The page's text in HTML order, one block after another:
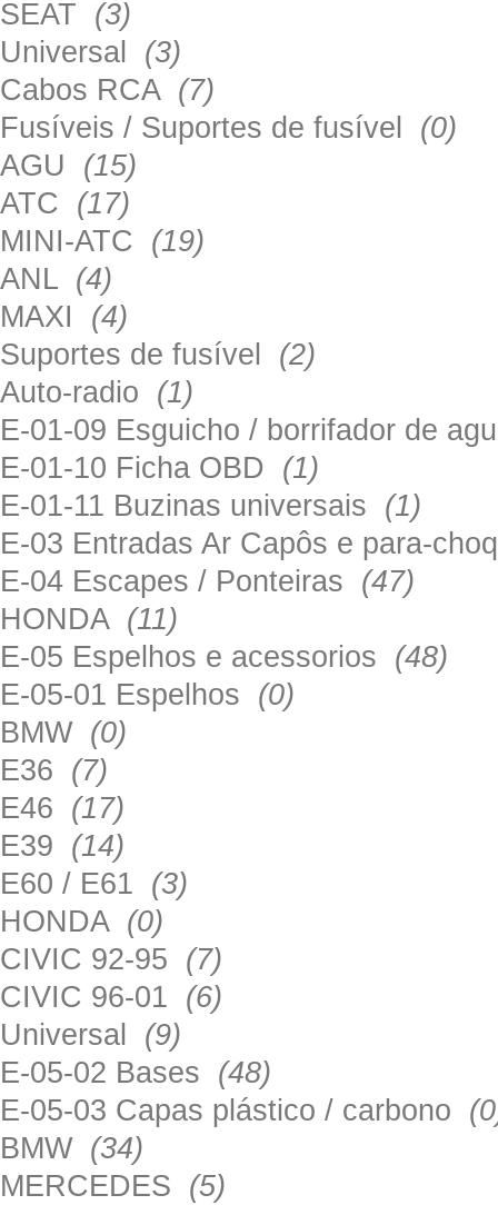
SEAT (3)
Universal (3)
Cabos RCA (7)
Fusíveis / Suportes de fusível (0)
AGU (15)
ATC (17)
MINI-ATC (19)
ANL (4)
MAXI (4)
Suportes de fusível (2)
Auto-radio (1)
E-01-09 Esguicho / borrifador de
E-01-10 Ficha OBD (1)
E-01-11 Buzinas universais (1)
E-03 Entradas Ar Capôs e para-
E-04 Escapes / Ponteiras (47)
HONDA (11)
E-05 Espelhos e acessorios (48)
E-05-01 Espelhos (0)
BMW (0)
E36 (7)
E46 (17)
E39 (14)
E60 / E61 (3)
HONDA (0)
CIVIC 92-95 (7)
CIVIC 96-01 (6)
Universal (9)
E-05-02 Bases (48)
E-05-03 Capas plástico / carbono
BMW (34)
MERCEDES (5)